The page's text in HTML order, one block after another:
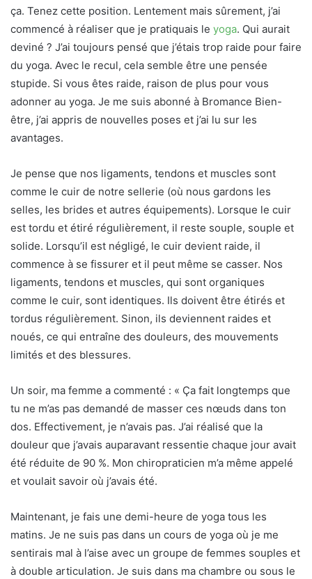
ça. Tenez cette position. Lentement mais sûrement, j’ai
commencé à réaliser que je pratiquais le yoga. Qui aurait
deviné ? J’ai toujours pensé que j’étais trop raide pour faire
du yoga. Avec le recul, cela semble être une pensée
stupide. Si vous êtes raide, raison de plus pour vous
adonner au yoga. Je me suis abonné à Bromance Bien-
être, j’ai appris de nouvelles poses et j’ai lu sur les
avantages.
Je pense que nos ligaments, tendons et muscles sont
comme le cuir de notre sellerie (où nous gardons les
selles, les brides et autres équipements). Lorsque le cuir
est tordu et étiré régulièrement, il reste souple, souple et
solide. Lorsqu’il est négligé, le cuir devient raide, il
commence à se fissurer et il peut même se casser. Nos
ligaments, tendons et muscles, qui sont organiques
comme le cuir, sont identiques. Ils doivent être étirés et
tordus régulièrement. Sinon, ils deviennent raides et
noués, ce qui entraîne des douleurs, des mouvements
limités et des blessures.
Un soir, ma femme a commenté : « Ça fait longtemps que
tu ne m’as pas demandé de masser ces nœuds dans ton
dos. Effectivement, je n’avais pas. J’ai réalisé que la
douleur que j’avais auparavant ressentie chaque jour avait
été réduite de 90 %. Mon chiropraticien m’a même appelé
et voulait savoir où j’avais été.
Maintenant, je fais une demi-heure de yoga tous les
matins. Je ne suis pas dans un cours de yoga où je me
sentirais mal à l’aise avec un groupe de femmes souples et
à double articulation. Je suis dans ma chambre ou sous le